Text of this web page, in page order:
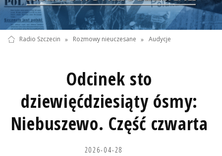
Radio Szczecin » Rozmowy nieuczesane » Audycje
Odcinek sto
dziewięćdziesiąty ósmy:
Niebuszewo. Część czwarta
2026-04-28